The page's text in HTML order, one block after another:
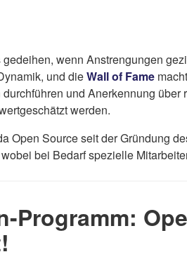
wenn Anstrengungen
und dieWall of Fame
und Anerkennung
werden.
Open Source seit der Gründung
bei Bedarf spezielle
Programm: